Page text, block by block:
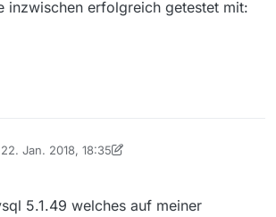
inzwischen erfolgreich getestet mit:
22. Jan. 2018, 18:35
von alex
5.1.49 welches auf meiner